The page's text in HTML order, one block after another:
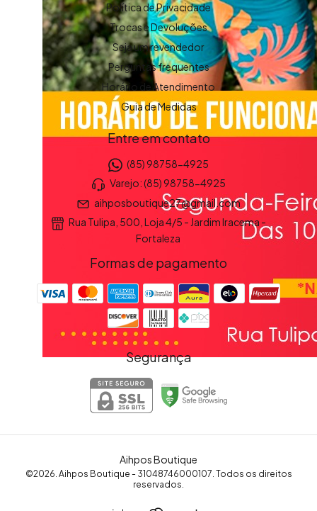
Política de Privacidade
Trocas e Devoluções
Seja um revendedor
Perguntas frequentes
Horário de Atendimento
Guia de Medidas
Entre em contato
(85) 98758-4925
Varejo: (85) 98758-4925
aihposboutique27@gmail.com
Rua Tulipa, 500, Loja 4/5 - Jardim Iracema -
Fortaleza
Formas de pagamento
Segurança
Aihpos Boutique
©2026. Aihpos Boutique - 31048746000107. Todos os direitos
reservados.